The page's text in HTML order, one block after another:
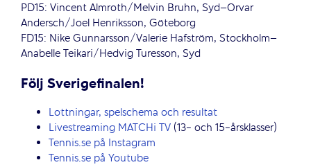
PD15: Vincent Almroth/Melvin Bruhn, Syd–Orvar
Andersch/Joel Henriksson, Göteborg
FD15: Nike Gunnarsson/Valerie Hafström, Stockholm–
Anabelle Teikari/Hedvig Turesson, Syd
Följ Sverigefinalen!
Lottningar, spelschema och resultat
Livestreaming MATCHi TV(13- och 15-årsklasser)
Tennis.se på Instagram
Tennis.se på Youtube